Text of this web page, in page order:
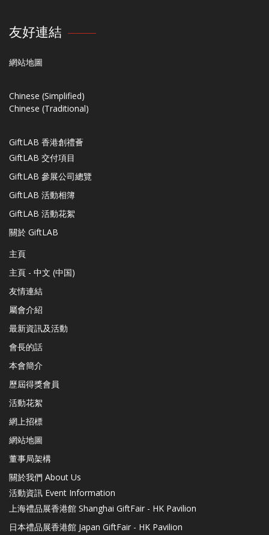
友好連結
網站地圖
Chinese (Simplified)
Chinese (Traditional)
GiftLAB 香港創禮薈
GiftLAB 交付項目
GiftLAB 參展公司總覽
GiftLAB 活動相簿
GiftLAB 活動花絮
關於 GiftLAB
主頁
主頁 - 中文 (中国)
友情連結
屬會介紹
最新資訊及活動
會長的話
本會簡介
歷屆得獎會員
活動花絮
網上招標
網站地圖
董事局架構
關於我們 About Us
活動資訊 Event Information
上海禮品展香港館 Shanghai GiftFair - HK Pavilion
日本禮品展香港館 Japan GiftFair - HK Pavilion